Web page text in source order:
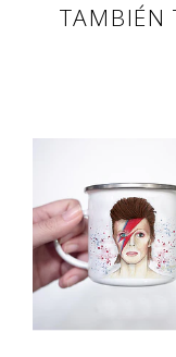
TAMBIÉN